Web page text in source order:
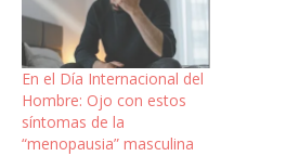
En el Día Internacional del
Hombre: Ojo con estos
síntomas de la
“menopausia” masculina